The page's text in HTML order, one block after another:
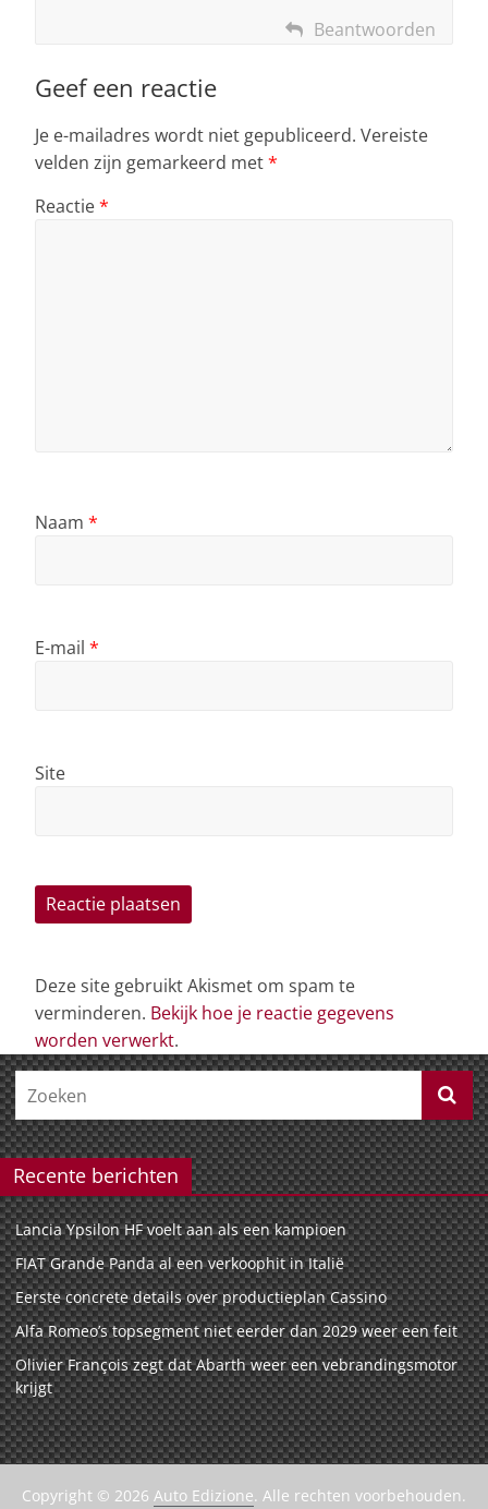
Beantwoorden
Geef een reactie
Je e-mailadres wordt niet gepubliceerd. Vereiste
velden zijn gemarkeerd met*
Reactie*
Naam *
E-mail *
Site
Deze site gebruikt Akismet om spam te
verminderen. Bekijk hoe je reactie gegevens
worden verwerkt.
Recente berichten
Lancia Ypsilon HF voelt aan als een kampioen
FIAT Grande Panda al een verkoophit in Italië
Eerste concrete details over productieplan Cassino
Alfa Romeo’s topsegment niet eerder dan 2029 weer een feit
Olivier François zegt dat Abarth weer een vebrandingsmotor
krijgt
Copyright © 2026 Auto Edizione. Alle rechten voorbehouden.